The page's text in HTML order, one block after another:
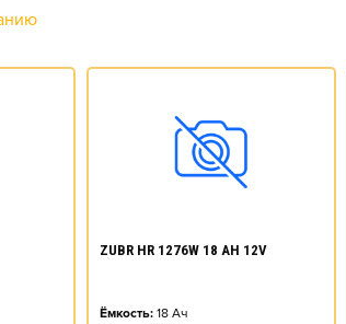
ZUBR HR 1276W 18 AH 12V
Ёмкость: 18Ач